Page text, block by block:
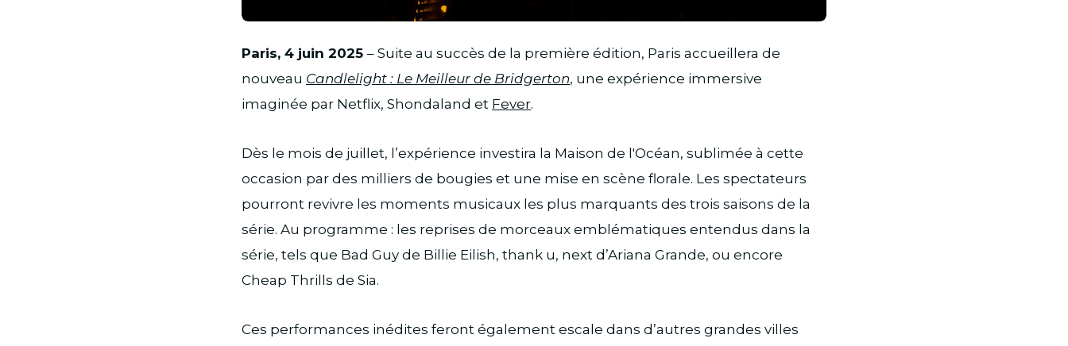
Paris, 4 juin 2025 – Suite au succès de la première édition, Paris accueillera de
nouveau Candlelight : Le Meilleur de Bridgerton, une expérience immersive
imaginée par Netflix, Shondaland et Fever.
Dès le mois de juillet, l’expérience investira la Maison de l'Océan, sublimée à cette
occasion par des milliers de bougies et une mise en scène florale. Les spectateurs
pourront revivre les moments musicaux les plus marquants des trois saisons de la
série. Au programme : les reprises de morceaux emblématiques entendus dans la
série, tels que Bad Guy de Billie Eilish, thank u, next d’Ariana Grande, ou encore
Cheap Thrills de Sia.
Ces performances inédites feront également escale dans d’autres grandes villes